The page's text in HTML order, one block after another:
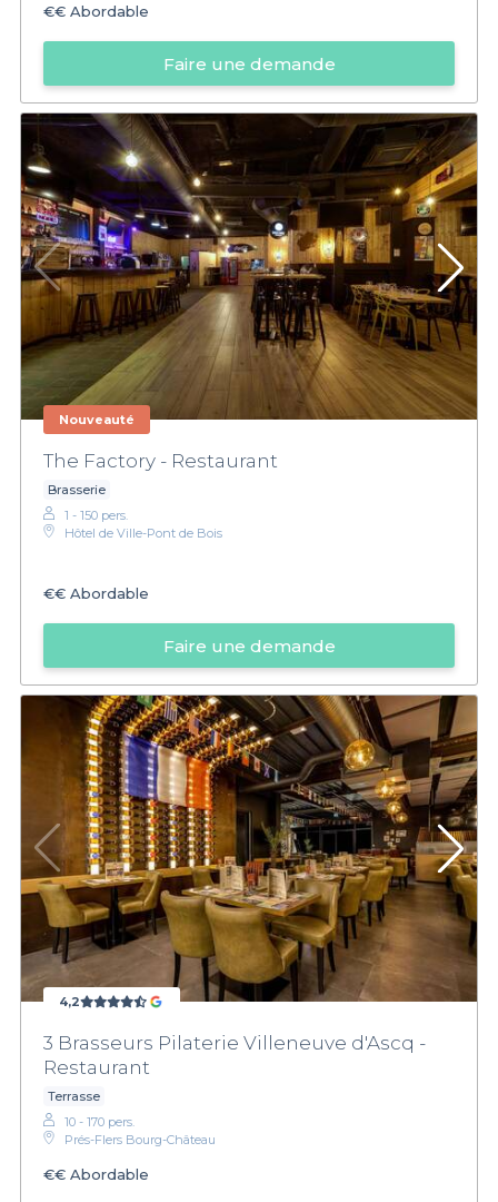
€€ Abordable
Faire une demande
Nouveauté
The Factory - Restaurant
Brasserie
1 - 150 pers.
Hôtel de Ville-Pont de Bois
€€ Abordable
Faire une demande
4,2
3 Brasseurs Pilaterie Villeneuve d'Ascq -
Restaurant
Terrasse
10 - 170 pers.
Prés-Flers Bourg-Château
€€ Abordable